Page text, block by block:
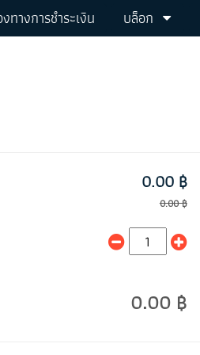
ทางการชำระเงิน บล็อก
0.00 ฿
0.00 ฿
0.00 ฿